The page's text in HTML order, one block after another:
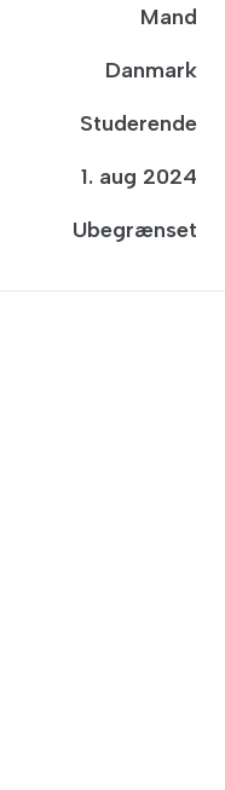
Mand
Danmark
Studerende
1. aug 2024
Ubegrænset